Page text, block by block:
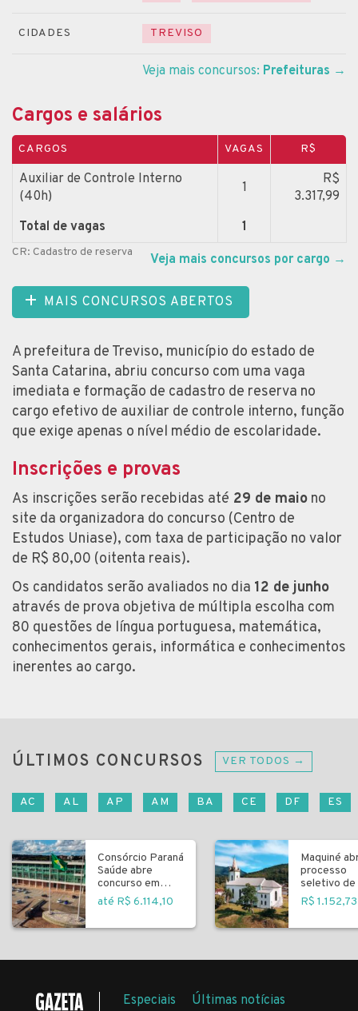
CIDADES TREVISO
Veja mais concursos: Prefeituras →
Cargos e salários
CARGOS VAGAS R$
Auxiliar de Controle Interno
(40h)
1
R$
3.317,99
Total de vagas
1
CR: Cadastro de reserva Veja mais concursos por cargo →
MAIS CONCURSOS ABERTOS
A prefeitura de Treviso, município do estado de
Santa Catarina, abriu concurso com uma vaga
imediata e formação de cadastro de reserva no
cargo efetivo de auxiliar de controle interno, função
que exige apenas o nível médio de escolaridade.
Inscrições e provas
As inscrições serão recebidas até 29 de maio no
site da organizadora do concurso (Centro de
Estudos Uniase), com taxa de participação no valor
de R$ 80,00 (oitenta reais).
Os candidatos serão avaliados no dia 12 de junho
através de prova objetiva de múltipla escolha com
80 questões de língua portuguesa, matemática,
conhecimentos gerais, informática e conhecimentos
inerentes ao cargo.
ÚLTIMOS CONCURSOS VER TODOS →
AC AL AP AM BA CE DF ES
Consórcio Paraná
Saúde abre
concurso em
Curitiba
até R$ 6.114,10
Maquiné
processo
seletivo de
R$ 1.152,73
Especiais
Últimas notícias